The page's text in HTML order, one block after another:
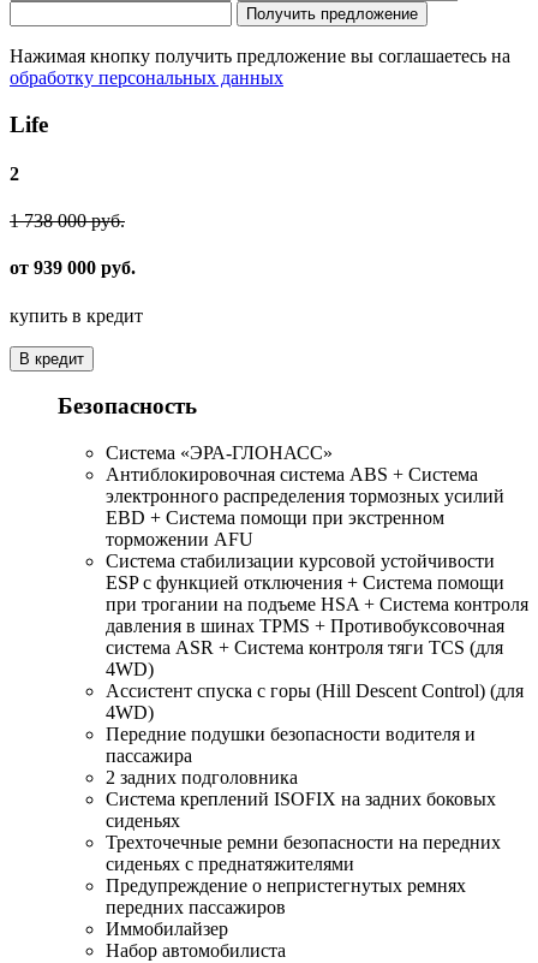
Получить предложение
Нажимая кнопку получить предложение вы соглашаетесь на
обработку персональных данных
Life
2
1 738 000 руб.
от 939 000 руб.
купить в кредит
В кредит
Безопасность
Система «ЭРА-ГЛОНАСС»
Антиблокировочная система ABS + Система
электронного распределения тормозных усилий
EBD + Система помощи при экстренном
торможении AFU
Система стабилизации курсовой устойчивости
ESP с функцией отключения + Система помощи
при трогании на подъеме HSA + Система контроля
давления в шинах TPMS + Противобуксовочная
система ASR + Система контроля тяги TCS (для
4WD)
Ассистент спуска с горы (Hill Descent Control) (для
4WD)
Передние подушки безопасности водителя и
пассажира
2 задних подголовника
Система креплений ISOFIX на задних боковых
сиденьях
Трехточечные ремни безопасности на передних
сиденьях с преднатяжителями
Предупреждение о непристегнутых ремнях
передних пассажиров
Иммобилайзер
Набор автомобилиста